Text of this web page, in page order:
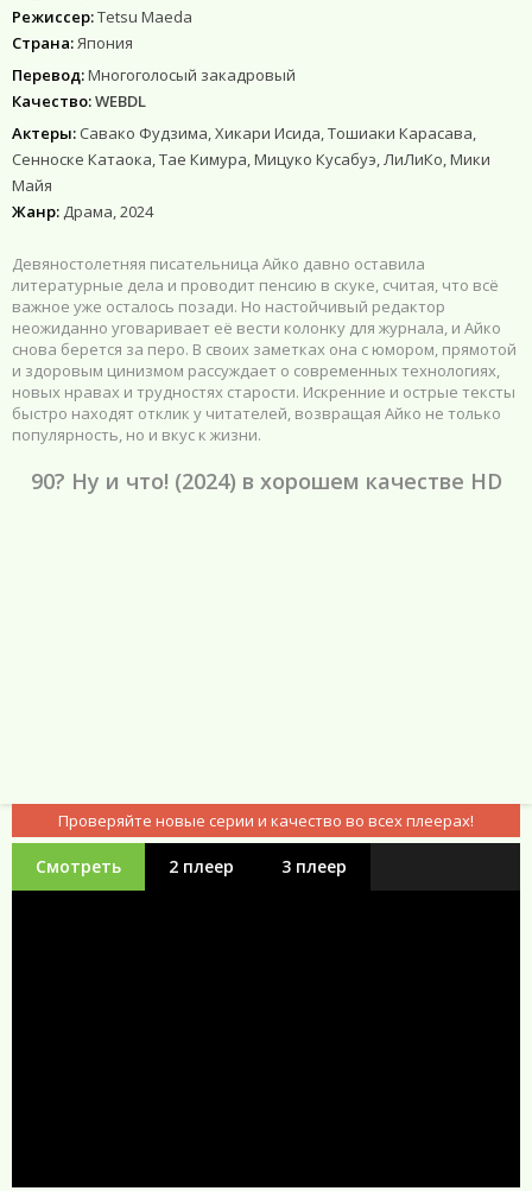
Режиссер:Tetsu Maeda
Страна:Япония
Перевод:Многоголосый закадровый
Качество:WEBDL
Актеры: Савако Фудзима, Хикари Исида, Тошиаки Карасава,
Сенноске Катаока, Тае Кимура, Мицуко Кусабуэ, ЛиЛиКо, Мики
Майя
Жанр: Драма, 2024
Девяностолетняя писательница Айко давно оставила
литературные дела и проводит пенсию в скуке, считая, что всё
важное уже осталось позади. Но настойчивый редактор
неожиданно уговаривает её вести колонку для журнала, и Айко
снова берется за перо. В своих заметках она с юмором, прямотой
и здоровым цинизмом рассуждает о современных технологиях,
новых нравах и трудностях старости. Искренние и острые тексты
быстро находят отклик у читателей, возвращая Айко не только
популярность, но и вкус к жизни.
90? Ну и что! (2024) в хорошем качестве HD
Проверяйте новые серии и качество во всех плеерах!
Смотреть 2 плеер 3 плеер